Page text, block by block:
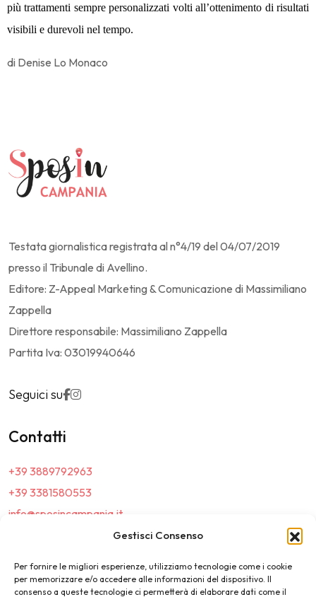
Gestisci Consenso
Per fornire le migliori esperienze, utilizziamo tecnologie come i cookie
per memorizzare e/o accedere alle informazioni del dispositivo. Il
consenso a queste tecnologie ci permetterà di elaborare dati come il
più trattamenti sempre personalizzati volti all’ottenimento di risultati
visibili e durevoli nel tempo.
di Denise Lo Monaco
Testata giornalistica registrata al n°4/19 del 04/07/2019
presso il Tribunale di Avellino.
Editore: Z-Appeal Marketing & Comunicazione di Massimiliano
Zappella
Direttore responsabile: Massimiliano Zappella
Partita Iva: 03019940646
Seguici su
Contatti
+39 3889792963
+39 3381580553
info@sposincampania.it
sposincampania@pec.it
Link